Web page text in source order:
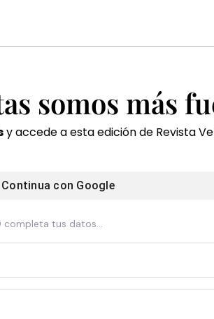
somos más
y accede a esta edición de Revista
Continua con Google
completa tus datos...